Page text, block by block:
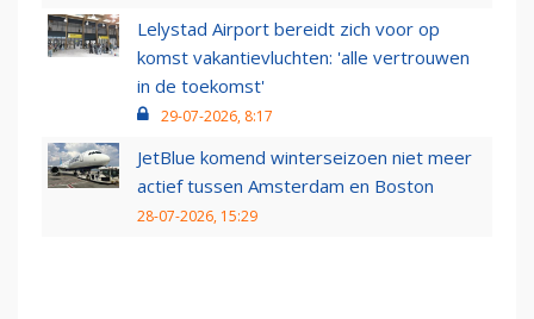
Lelystad Airport bereidt zich voor op
komst vakantievluchten: 'alle vertrouwen
in de toekomst'
29-07-2026, 8:17
JetBlue komend winterseizoen niet meer
actief tussen Amsterdam en Boston
28-07-2026, 15:29